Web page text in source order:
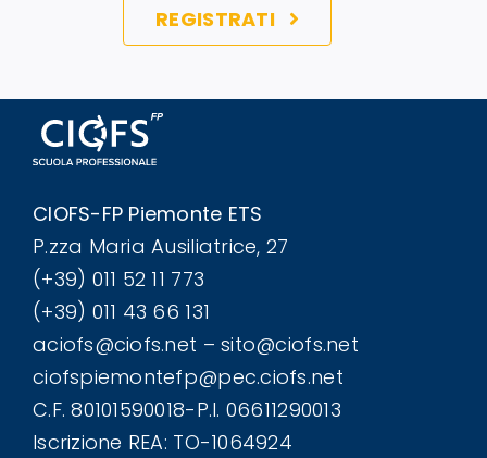
REGISTRATI
CIOFS-FP Piemonte ETS
P.zza Maria Ausiliatrice, 27
(+39) 011 52 11 773
(+39) 011 43 66 131
aciofs@ciofs.net – sito@ciofs.net
ciofspiemontefp@pec.ciofs.net
C.F. 80101590018-P.I. 06611290013
Iscrizione REA: TO-1064924